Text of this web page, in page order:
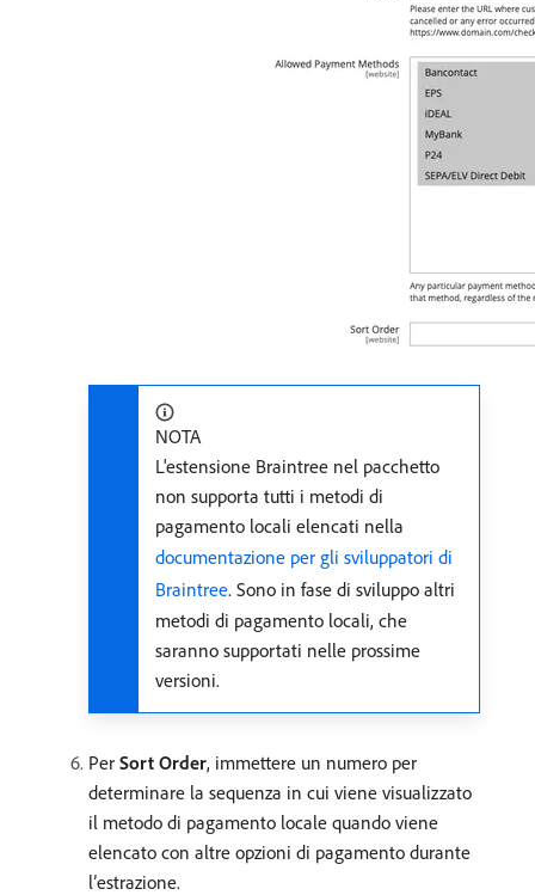
NOTA
L'estensione Braintree nel pacchetto
non supporta tutti i metodi di
pagamento locali elencati nella
documentazione per gli sviluppatori di
Braintree. Sono in fase di sviluppo altri
metodi di pagamento locali, che
saranno supportati nelle prossime
versioni.
Per Sort Order, immettere un numero per
determinare la sequenza in cui viene visualizzato
il metodo di pagamento locale quando viene
elencato con altre opzioni di pagamento durante
l’estrazione.